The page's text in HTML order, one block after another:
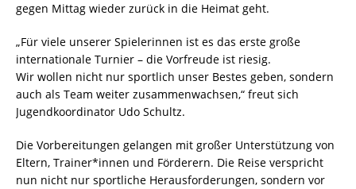
gegen Mittag wieder zurück in die Heimat geht.
„Für viele unserer Spielerinnen ist es das erste große
internationale Turnier – die Vorfreude ist riesig.
Wir wollen nicht nur sportlich unser Bestes geben, sondern
auch als Team weiter zusammenwachsen,“ freut sich
Jugendkoordinator Udo Schultz.
Die Vorbereitungen gelangen mit großer Unterstützung von
Eltern, Trainer*innen und Förderern. Die Reise verspricht
nun nicht nur sportliche Herausforderungen, sondern vor